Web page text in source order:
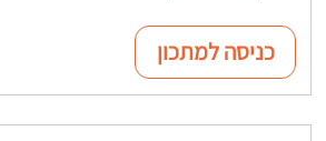
כניסה למתכון